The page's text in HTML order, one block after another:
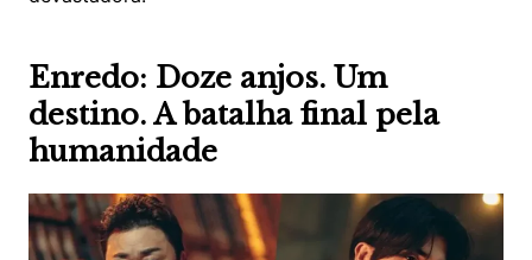
Enredo: Doze anjos. Um
destino. A batalha final pela
humanidade